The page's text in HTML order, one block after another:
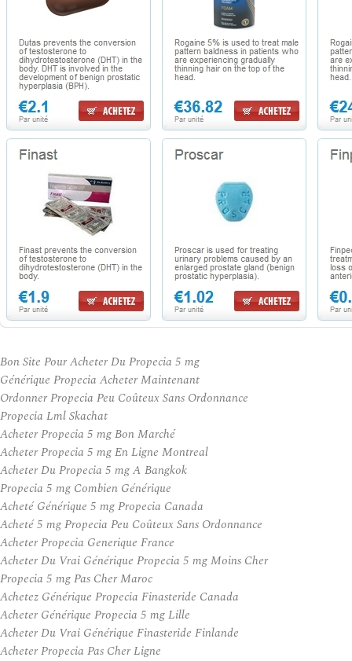
Bon Site Pour Acheter Du Propecia 5 mg
Générique Propecia Acheter Maintenant
Ordonner Propecia Peu Coûteux Sans Ordonnance
Propecia Lml Skachat
Acheter Propecia 5 mg Bon Marché
Acheter Propecia 5 mg En Ligne Montreal
Acheter Du Propecia 5 mg A Bangkok
Propecia 5 mg Combien Générique
Acheté Générique 5 mg Propecia Canada
Acheté 5 mg Propecia Peu Coûteux Sans Ordonnance
Acheter Propecia Generique France
Acheter Du Vrai Générique Propecia 5 mg Moins Cher
Propecia 5 mg Pas Cher Maroc
Achetez Générique Propecia Finasteride Canada
Acheter Générique Propecia 5 mg Lille
Acheter Du Vrai Générique Finasteride Finlande
Acheter Propecia Pas Cher Ligne